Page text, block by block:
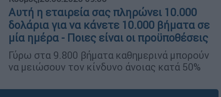
Αυτή η εταιρεία σας πληρώνει 10.000
δολάρια για να κάνετε 10.000 βήματα σε
μία ημέρα - Ποιες είναι οι προϋποθέσεις
Γύρω στα 9.800 βήματα καθημερινά μπορούν
να μειώσουν τον κίνδυνο άνοιας κατά 50%